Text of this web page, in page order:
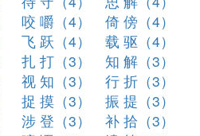
咬 嚼（4）
倚 傍（4）
飞 跃（4）
载 驱（4）
扎 打（3）
知 解（3）
视 知（3）
行 折（3）
捉 摸（3）
振 提（3）
涉 登（3）
补 拾（3）